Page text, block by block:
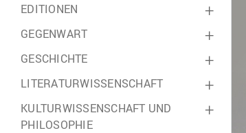
+
EDITIONEN
+
GEGENWART
+
GESCHICHTE
+
LITERATURWISSENSCHAFT
+
KULTURWISSENSCHAFT UND
PHILOSOPHIE